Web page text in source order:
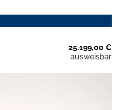
25.199,00 €
ausweisbar